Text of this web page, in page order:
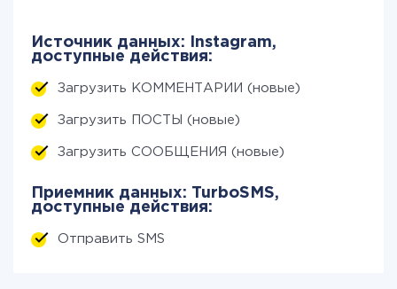
Источник данных: Instagram,
доступные действия:
Загрузить КОММЕНТАРИИ (новые)
Загрузить ПОСТЫ (новые)
Загрузить СООБЩЕНИЯ (новые)
Приемник данных: TurboSMS,
доступные действия:
Отправить SMS